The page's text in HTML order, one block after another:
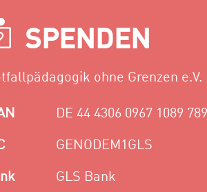
SPENDEN
ohne Grenzen e.V.
DE 44 4306 0967 1089
GENODEM1GLS
GLS Bank